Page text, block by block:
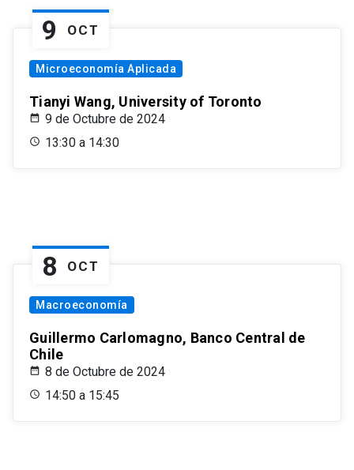
9 OCT
Microeconomía Aplicada
Tianyi Wang, University of Toronto
9 de Octubre de 2024
13:30 a 14:30
8 OCT
Macroeconomía
Guillermo Carlomagno, Banco Central de
Chile
8 de Octubre de 2024
14:50 a 15:45